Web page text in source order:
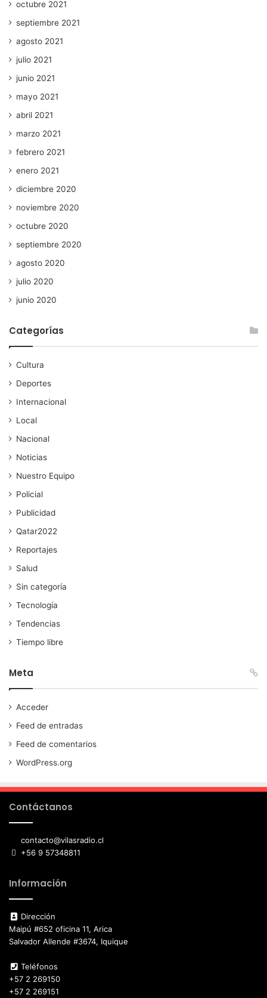
octubre 2021
septiembre 2021
agosto 2021
julio 2021
junio 2021
mayo 2021
abril 2021
marzo 2021
febrero 2021
enero 2021
diciembre 2020
noviembre 2020
octubre 2020
septiembre 2020
agosto 2020
julio 2020
junio 2020
Categorías
Cultura
Deportes
Internacional
Local
Nacional
Noticias
Nuestro Equipo
Policial
Publicidad
Qatar2022
Reportajes
Salud
Sin categoría
Tecnología
Tendencias
Tiempo libre
Meta
Acceder
Feed de entradas
Feed de comentarios
WordPress.org
Contáctanos
contacto@vilasradio.cl
+56 9 57348811
Información
Dirección
Maipú #652 oficina 11, Arica
Salvador Allende #3674, Iquique
Teléfonos
+57 2 269150
+57 2 269151